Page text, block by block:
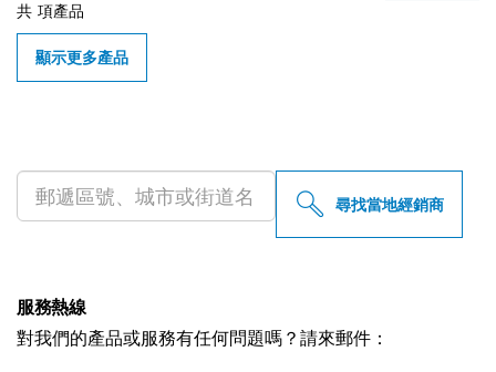
共 項產品
顯示更多產品
尋找當地經銷商
服務熱線
對我們的產品或服務有任何問題嗎？請來郵件：